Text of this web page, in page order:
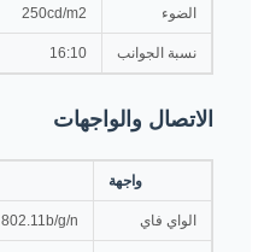
الضوء 250cd/m2
نسبة الجوانب 16:10
الاتصال والواجهات
واجهة
الواي فاي 802.11b/g/n